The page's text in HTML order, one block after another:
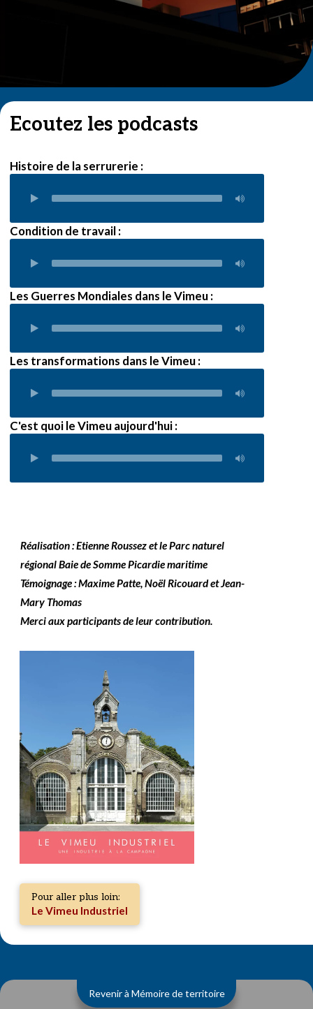
Ecoutez les podcasts
Histoire de la serrurerie :
Condition de travail :
Les Guerres Mondiales dans le Vimeu :
Les transformations dans le Vimeu :
C'est quoi le Vimeu aujourd'hui :
Réalisation : Etienne Roussez et le Parc naturel
régional Baie de Somme Picardie maritime
Témoignage : Maxime Patte, Noël Ricouard et Jean-
Mary Thomas
Merci aux participants de leur contribution.
Pour aller plus loin:
Le Vimeu Industriel
Revenir à Mémoire de territoire